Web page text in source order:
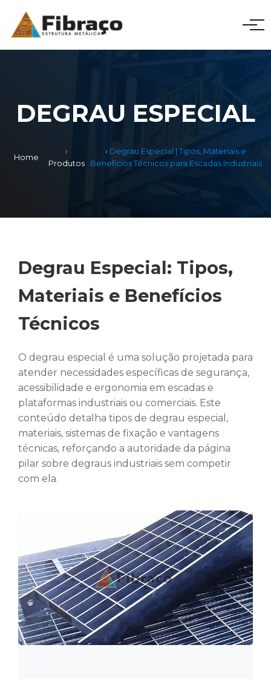
DEGRAU ESPECIAL
Home
Produtos
Degrau Especial | Tipos, Materiais e
Benefícios Técnicos para Escadas Industriais
Degrau Especial: Tipos,
Materiais e Benefícios
Técnicos
O degrau especial é uma solução projetada para
atender necessidades específicas de segurança,
acessibilidade e ergonomia em escadas e
plataformas industriais ou comerciais. Este
conteúdo detalha tipos de degrau especial,
materiais, sistemas de fixação e vantagens
técnicas, reforçando a autoridade da página
pilar sobre degraus industriais sem competir
com ela.